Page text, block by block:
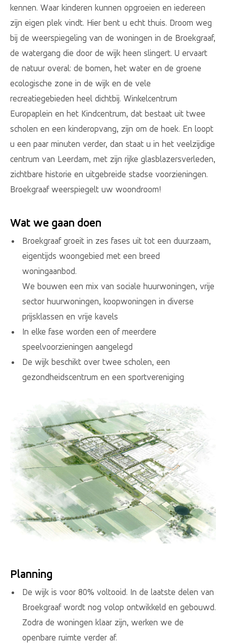
kennen. Waar kinderen kunnen opgroeien en iedereen
zijn eigen plek vindt. Hier bent u echt thuis. Droom weg
bij de weerspiegeling van de woningen in de Broekgraaf,
de watergang die door de wijk heen slingert. U ervaart
de natuur overal: de bomen, het water en de groene
ecologische zone in de wijk en de vele
recreatiegebieden heel dichtbij. Winkelcentrum
Europaplein en het Kindcentrum, dat bestaat uit twee
scholen en een kinderopvang, zijn om de hoek. En loopt
u een paar minuten verder, dan staat u in het veelzijdige
centrum van Leerdam, met zijn rijke glasblazersverleden,
zichtbare historie en uitgebreide stadse voorzieningen.
Broekgraaf weerspiegelt uw woondroom!
Wat we gaan doen
Broekgraaf groeit in zes fases uit tot een duurzaam,
eigentijds woongebied met een breed
woningaanbod.
We bouwen een mix van sociale huurwoningen, vrije
sector huurwoningen, koopwoningen in diverse
prijsklassen en vrije kavels
In elke fase worden een of meerdere
speelvoorzieningen aangelegd
De wijk beschikt over twee scholen, een
gezondheidscentrum en een sportvereniging
Planning
De wijk is voor 80% voltooid. In de laatste delen van
Broekgraaf wordt nog volop ontwikkeld en gebouwd.
Zodra de woningen klaar zijn, werken we de
openbare ruimte verder af.